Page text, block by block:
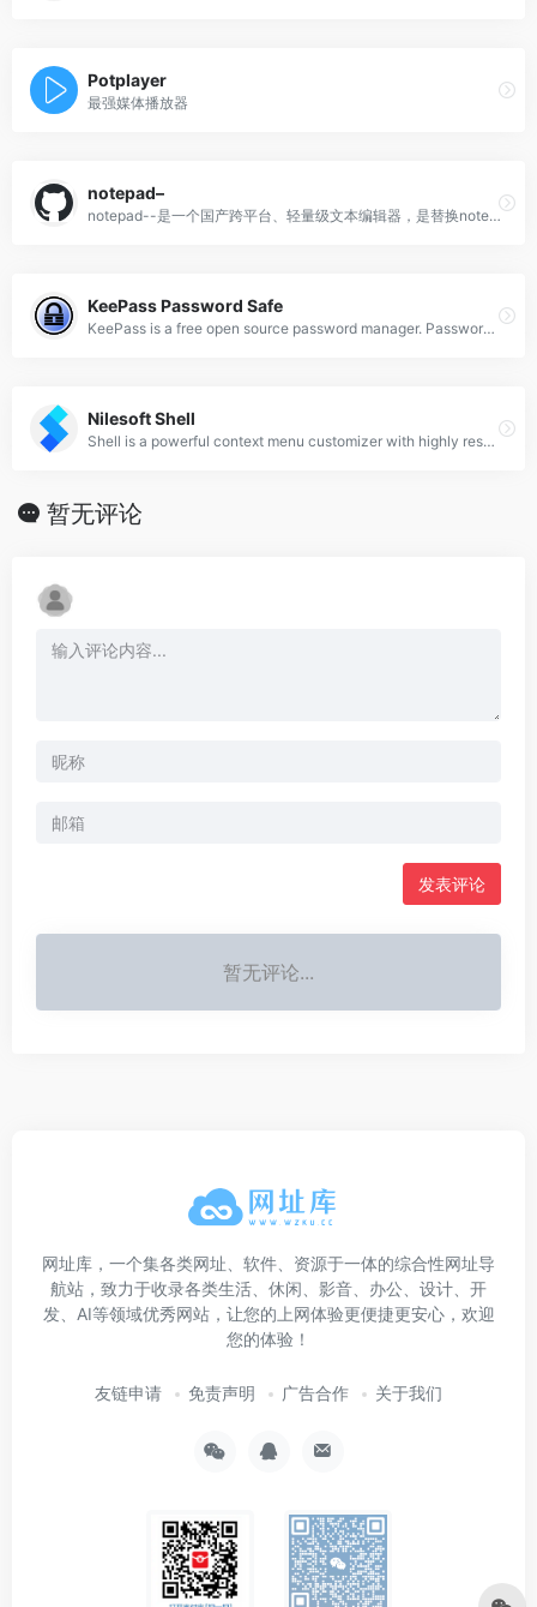
Potplayer
最强媒体播放器
notepad–
notepad--是一个国产跨平台、轻量级文本编辑器，是替换notepad++的一种选择。
KeePass Password Safe
KeePass is a free open source password manager. Passwords can be stored in an encrypted database, which can be unlocked with one master key.
Nilesoft Shell
Shell is a powerful context menu customizer with highly responsive for Windows File Explorer.
暂无评论
发表评论
暂无评论...
网址库，一个集各类网址、软件、资源于一体的综合性网址导
航站，致力于收录各类生活、休闲、影音、办公、设计、开
发、AI等领域优秀网站，让您的上网体验更便捷更安心，欢迎
您的体验！
友链申请 免责声明 广告合作 关于我们